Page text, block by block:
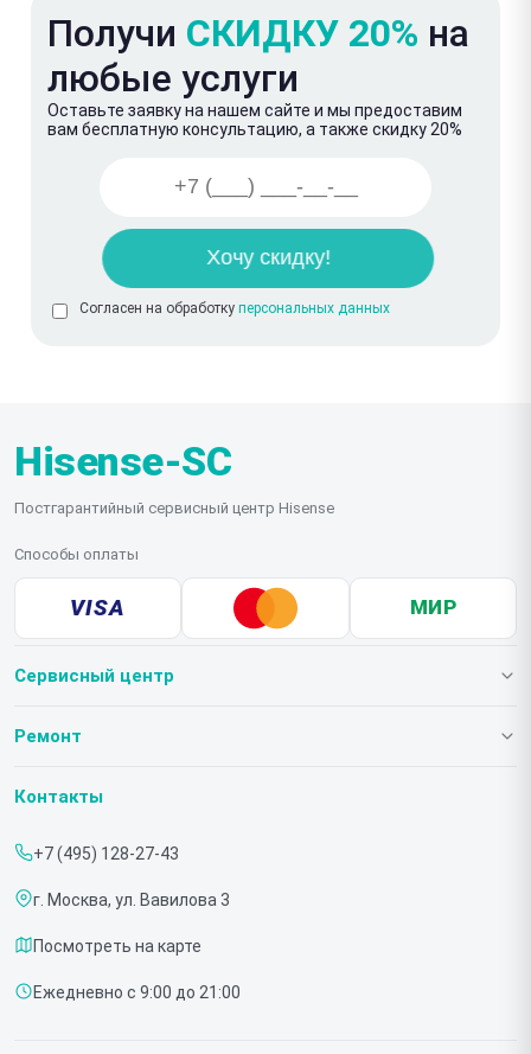
Получи СКИДКУ 20% на
любые услуги
Оставьте заявку на нашем сайте и мы предоставим
вам бесплатную консультацию, а также скидку 20%
Согласен на обработку персональных данных
Hisense-SC
Постгарантийный сервисный центр Hisense
Способы оплаты
VISA МИР
Сервисный центр
О нашем сервисе
Срочный ремонт
Доставка и способы оплаты
Диагностика
Контакты
Ремонт
Телевизоров
Контакты
+7 (495) 128-27-43
г. Москва, ул. Вавилова 3
Посмотреть на карте
Ежедневно с 9:00 до 21:00